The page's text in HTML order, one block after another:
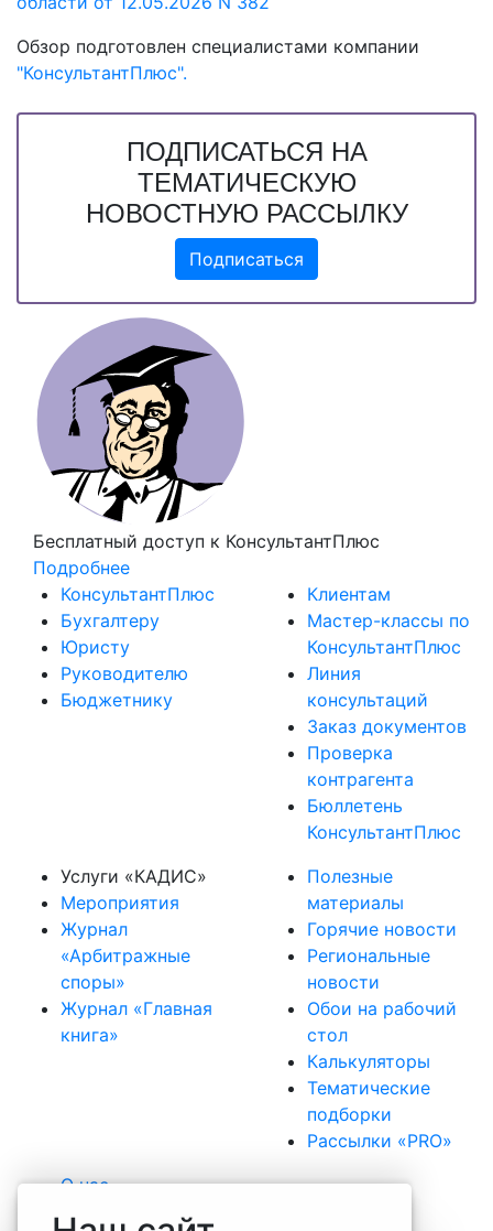
Обзор подготовлен специалистами компании
"КонсультантПлюс".
ПОДПИСАТЬСЯ НА
ТЕМАТИЧЕСКУЮ
НОВОСТНУЮ РАССЫЛКУ
Подписаться
Бесплатный доступ к КонсультантПлюс
Подробнее
КонсультантПлюс
Бухгалтеру
Юристу
Руководителю
Бюджетнику
Клиентам
Мастер-классы по
КонсультантПлюс
Линия
консультаций
Заказ документов
Проверка
контрагента
Бюллетень
КонсультантПлюс
Услуги «КАДИС»
Мероприятия
Журнал
«Арбитражные
споры»
Журнал «Главная
книга»
Полезные
материалы
Горячие новости
Региональные
новости
Обои на рабочий
стол
Калькуляторы
Тематические
подборки
Рассылки «PRO»
О нас
Наша команда